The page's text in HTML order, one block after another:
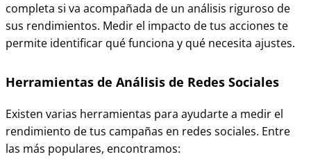
completa si va acompañada de un análisis riguroso de
sus rendimientos. Medir el impacto de tus acciones te
permite identificar qué funciona y qué necesita ajustes.
Herramientas de Análisis de Redes Sociales
Existen varias herramientas para ayudarte a medir el
rendimiento de tus campañas en redes sociales. Entre
las más populares, encontramos: